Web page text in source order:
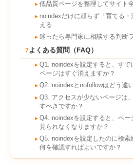
► 低品質ページを整理してサイト
► noindexだけに頼らず「育てる
える
► 迷ったら専門家に相談する判断
7よくある質問（FAQ）
► Q1. noindexを設定すると、すで
ページはすぐ消えますか？
► Q2. noindexとnofollowはどう違
► Q3. アクセスが少ないページは
すべきですか？
► Q4. noindexを設定すると、ペー
見られなくなりますか？
► Q5. noindexを設定したのに検索
何を確認すればよいですか？